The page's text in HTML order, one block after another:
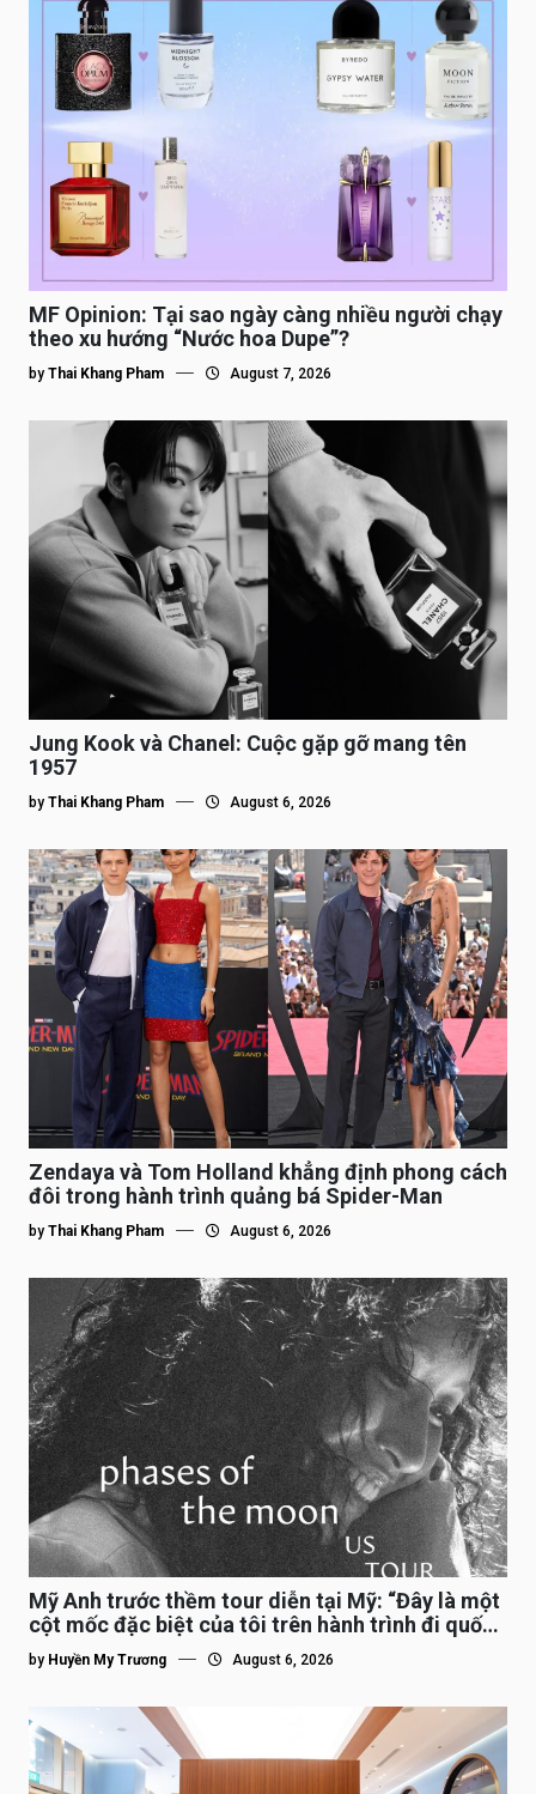
MF Opinion: Tại sao ngày càng nhiều người chạy
theo xu hướng “Nước hoa Dupe”?
by Thai Khang Pham August 7, 2026
Jung Kook và Chanel: Cuộc gặp gỡ mang tên
1957
by Thai Khang Pham August 6, 2026
Zendaya và Tom Holland khẳng định phong cách
đôi trong hành trình quảng bá Spider-Man
by Thai Khang Pham August 6, 2026
Mỹ Anh trước thềm tour diễn tại Mỹ: “Đây là một
cột mốc đặc biệt của tôi trên hành trình đi quốc
tế”
by Huyền My Trương August 6, 2026